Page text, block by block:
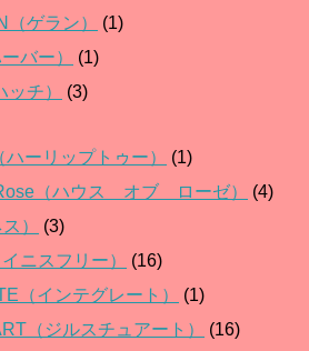
ゲラン）
(1)
バー）
(1)
チ）
(3)
ハーリップトゥー）
(1)
（ハウス オブ ローゼ）
(4)
）
(3)
ニスフリー）
(16)
（インテグレート）
(1)
（ジルスチュアート）
(16)